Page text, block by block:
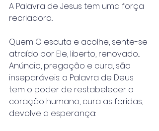
A Palavra de Jesus tem uma força
recriadora...
Quem O escuta e acolhe, sente-se
atraído por Ele, liberto, renovado...
Anúncio, pregação e cura, são
inseparáveis: a Palavra de Deus
tem o poder de restabelecer o
coração humano, cura as feridas,
devolve a esperança: